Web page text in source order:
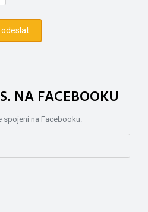
NA FACEBOOKU
spojení na Facebooku.